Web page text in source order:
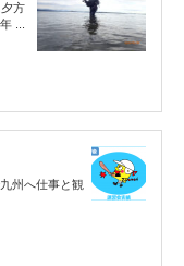
方
...
州へ仕事と観